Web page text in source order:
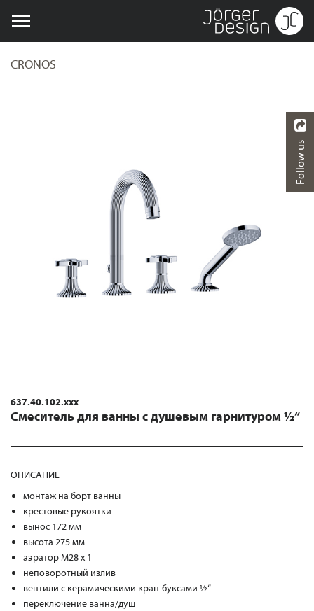
CRONOS
637.40.102.xxx
Смеситель для ванны с душевым гарнитуром ½“
ОПИСАНИЕ
монтаж на борт ванны
крестовые рукоятки
вынос 172 мм
высота 275 мм
аэратор M28 x 1
неповоротный излив
вентили с керамическими кран-буксами ½“
переключение ванна/душ
Follow us